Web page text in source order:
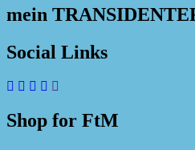
mein
Social Links
Shop for FtM